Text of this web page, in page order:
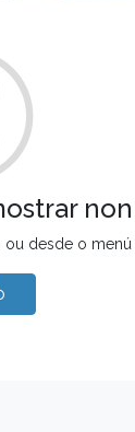
ou desde o